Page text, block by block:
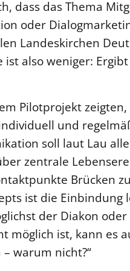
dass das Thema
oder
Landeskirchen
ist also weniger:
Pilotprojekt
und
soll laut Lau
zentrale
Brücken
ist die Einbindung
der Diakon
möglich ist, kann
warum nicht?“